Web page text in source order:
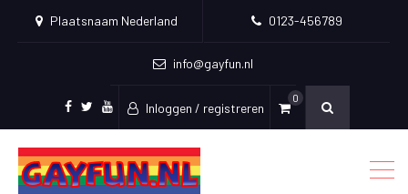
Plaatsnaam Nederland 0123-456789
info@gayfun.nl
Facebook
TwitterYoutube
Inloggen / registreren
0